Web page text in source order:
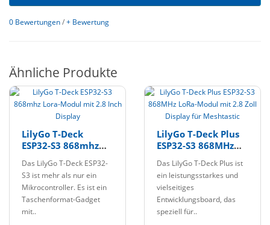
0 Bewertungen/+ Bewertung
Ähnliche Produkte
LilyGo T-Deck
ESP32-S3 868mhz
Inch Display
Das LilyGo T-Deck ESP32-
S3 ist mehr als nur ein
Mikrocontroller. Es ist ein
Taschenformat-Gadget
mit..
LilyGo T-Deck Plus
ESP32-S3 868MHz
Zoll Display für
Meshtastic
Das LilyGo T-Deck Plus ist
ein leistungsstarkes und
vielseitiges
Entwicklungsboard, das
speziell für..